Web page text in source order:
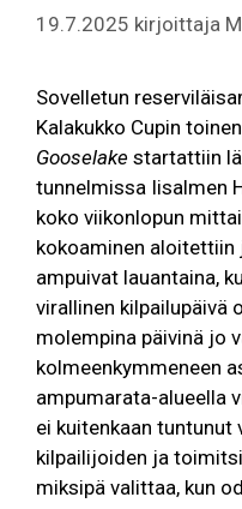
19.7.2025 kirjoittaja
Sovelletun
Kalakukko Cupin
Gooselake startattiin
tunnelmissa Iisalmen
koko viikonlopun
kokoaminen
ampuivat lauantaina,
virallinen kilpailupäivä
molempina päivinä jo
kolmeenkymmeneen
ampumarata-alueella
ei kuitenkaan
kilpailijoiden ja
miksipä valittaa, kun